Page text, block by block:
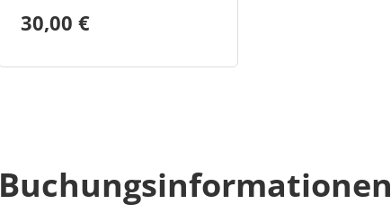
30,00 €
Buchungsinformationen